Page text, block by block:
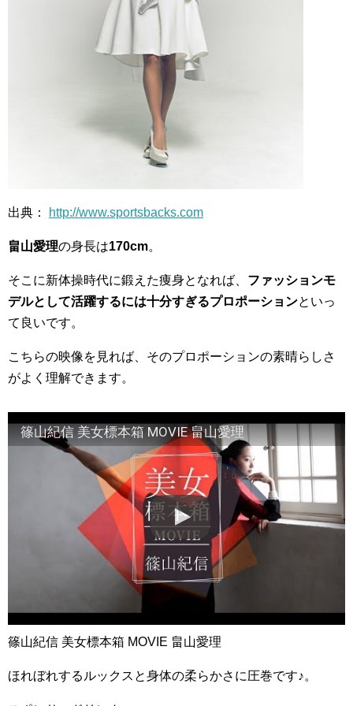
出典： http://www.sportsbacks.com
畠山愛理の身長は170cm。
そこに新体操時代に鍛えた痩身となれば、 ファッションモ
デルとして活躍するには十分すぎるプロポーションといっ
て良いです。
こちらの映像を見れば、そのプロポーションの素晴らしさ
がよく理解できます。
篠山紀信 美女標本箱 MOVIE 畠山愛理
篠山紀信 美女標本箱 MOVIE 畠山愛理
ほれぼれするルックスと身体の柔らかさに圧巻です♪。